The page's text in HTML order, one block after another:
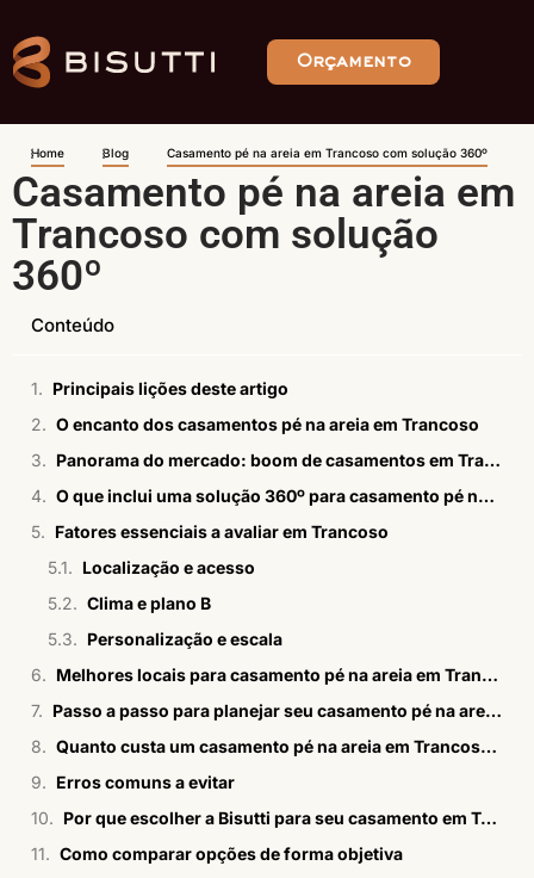
Orçamento
Home Blog Casamento pé na areia em Trancoso com solução 360º
Casamento pé na areia em
Trancoso com solução
360º
Conteúdo
Principais lições deste artigo
O encanto dos casamentos pé na areia em Trancoso
Panorama do mercado: boom de casamentos em Trancoso
O que inclui uma solução 360º para casamento pé na areia em Trancoso?
Fatores essenciais a avaliar em Trancoso
Localização e acesso
Clima e plano B
Personalização e escala
Melhores locais para casamento pé na areia em Trancoso com estrutura 360º
Passo a passo para planejar seu casamento pé na areia em Trancoso
Quanto custa um casamento pé na areia em Trancoso com solução 360º?
Erros comuns a evitar
Por que escolher a Bisutti para seu casamento em Trancoso?
Como comparar opções de forma objetiva